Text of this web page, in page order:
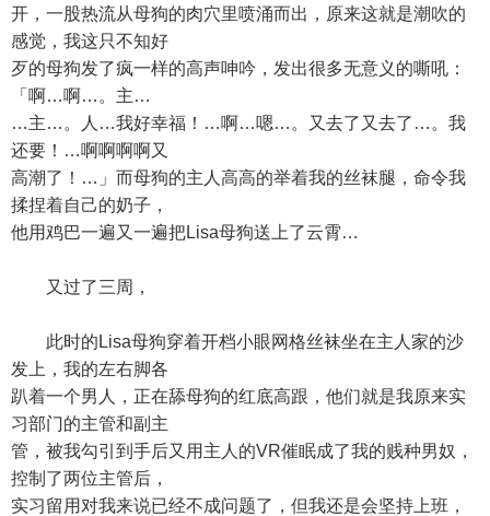
开，一股热流从母狗的肉穴里喷涌而出，原来这就是潮吹的
感觉，我这只不知好
歹的母狗发了疯一样的高声呻吟，发出很多无意义的嘶吼：
「啊…啊…。主…
…主…。人…我好幸福！…啊…嗯…。又去了又去了…。我
还要！…啊啊啊啊又
高潮了！…」而母狗的主人高高的举着我的丝袜腿，命令我
揉捏着自己的奶子，
他用鸡巴一遍又一遍把Lisa母狗送上了云霄…
又过了三周，
此时的Lisa母狗穿着开档小眼网格丝袜坐在主人家的沙
发上，我的左右脚各
趴着一个男人，正在舔母狗的红底高跟，他们就是我原来实
习部门的主管和副主
管，被我勾引到手后又用主人的VR催眠成了我的贱种男奴，
控制了两位主管后，
实习留用对我来说已经不成问题了，但我还是会坚持上班，